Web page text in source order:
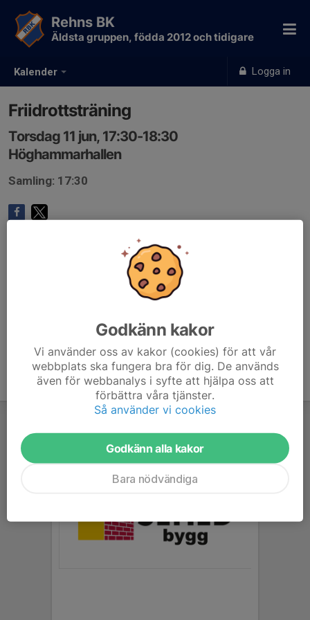
Kalender Logga in
Rehns BK
Äldsta gruppen, födda 2012 och tidigare
Friidrottsträning
Torsdag 11 jun, 17:30-18:30
Höghammarhallen
Samling: 17:30
Godkänn kakor
Vi använder oss av kakor (cookies) för att vår
webbplats ska fungera bra för dig. De används
även för webbanalys i syfte att hjälpa oss att
förbättra våra tjänster.
Så använder vi cookies
Godkänn alla kakor
Bara nödvändiga